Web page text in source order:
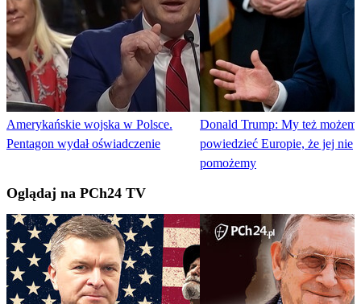
Amerykańskie wojska w Polsce.
Pentagon wydał oświadczenie
Donald Trump: My też
powiedzieć Europie, że jej nie
pomożemy
Oglądaj na PCh24 TV